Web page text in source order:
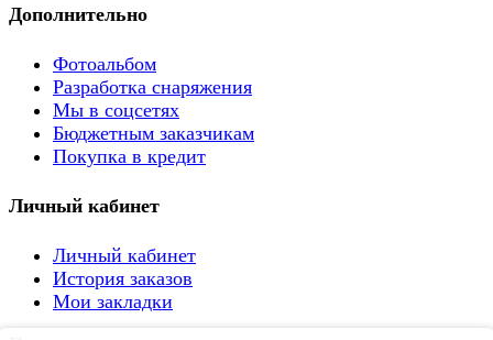
Дополнительно
Фотоальбом
Разработка снаряжения
Мы в соцсетях
Бюджетным заказчикам
Покупка в кредит
Личный кабинет
Личный кабинет
История заказов
Мои закладки